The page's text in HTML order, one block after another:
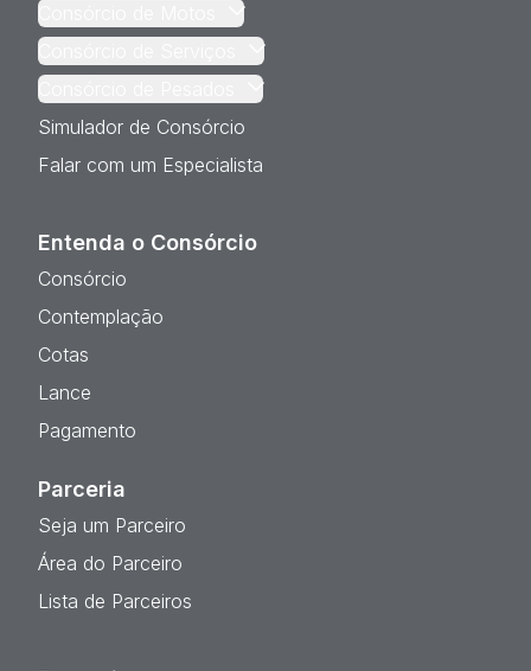
Simulador de Consórcio
Falar com um Especialista
Entenda o Consórcio
Consórcio
Contemplação
Cotas
Lance
Pagamento
Parceria
Seja um Parceiro
Área do Parceiro
Lista de Parceiros